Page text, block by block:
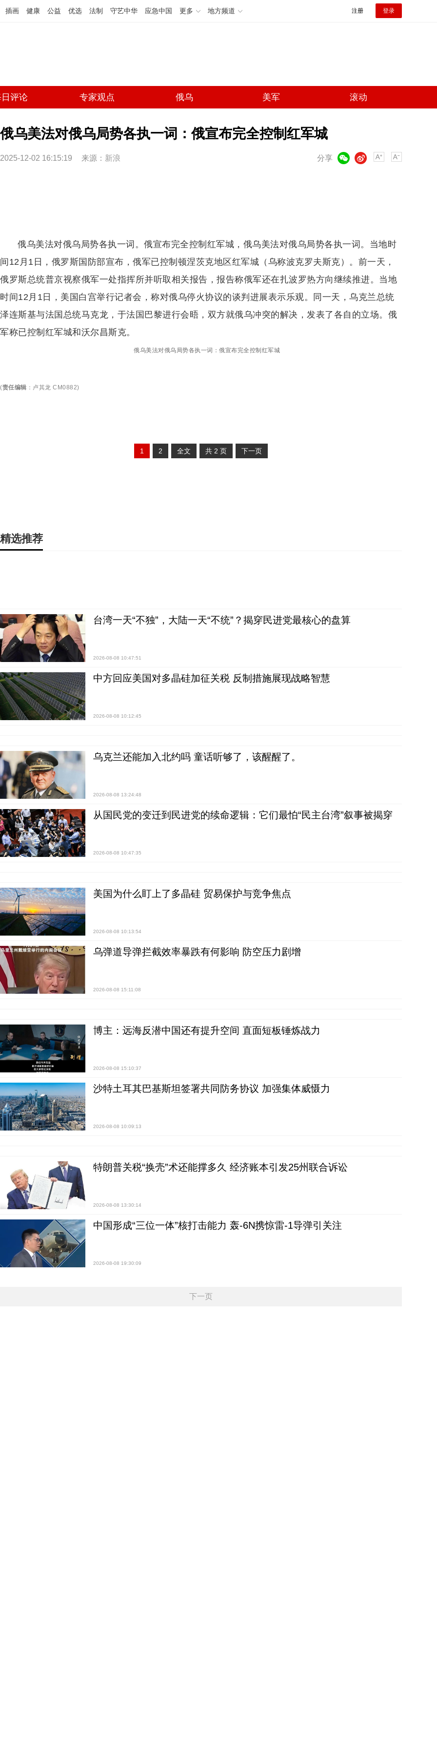
插画 健康 公益 优选 法制 守艺中华 应急中国 更多 地方频道 注册 登录
评论 专家观点 俄乌 美军 滚动
俄乌美法对俄乌局势各执一词：俄宣布完全控制红军城
2025-12-02 16:15:19 来源： 新浪 分享
微博
俄乌美法对俄乌局势各执一词。俄宣布完全控制红军城，俄乌美法对俄乌局势各执一词。当地时
间12月1日，俄罗斯国防部宣布，俄军已控制顿涅茨克地区红军城（乌称波克罗夫斯克）。前一天，
俄罗斯总统普京视察俄军一处指挥所并听取相关报告，报告称俄军还在扎波罗热方向继续推进。当地
时间12月1日，美国白宫举行记者会，称对俄乌停火协议的谈判进展表示乐观。同一天，乌克兰总统
泽连斯基与法国总统马克龙，于法国巴黎进行会晤，双方就俄乌冲突的解决，发表了各自的立场。俄
军称已控制红军城和沃尔昌斯克。
俄乌美法对俄乌局势各执一词：俄宣布完全控制红军城
(责任编辑 ： 卢其龙 CM0882)
1 2 全文 共 2 页 下一页
精选推荐
台湾一天“不独”，大陆一天“不统”？揭穿民进党最核心的盘算
2026-08-08 10:47:51
中方回应美国对多晶硅加征关税 反制措施展现战略智慧
2026-08-08 10:12:45
乌克兰还能加入北约吗 童话听够了，该醒醒了。
2026-08-08 13:24:48
从国民党的变迁到民进党的续命逻辑：它们最怕“民主台湾”叙事被揭穿
2026-08-08 10:47:35
美国为什么盯上了多晶硅 贸易保护与竞争焦点
2026-08-08 10:13:54
乌弹道导弹拦截效率暴跌有何影响 防空压力剧增
2026-08-08 15:11:08
博主：远海反潜中国还有提升空间 直面短板锤炼战力
2026-08-08 15:10:37
沙特土耳其巴基斯坦签署共同防务协议 加强集体威慑力
2026-08-08 10:09:13
特朗普关税“换壳”术还能撑多久 经济账本引发25州联合诉讼
2026-08-08 13:30:14
中国形成“三位一体”核打击能力 轰-6N携惊雷-1导弹引关注
2026-08-08 19:30:09
下一页